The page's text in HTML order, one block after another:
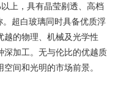
上，具有晶莹剔透、高档
。超白玻璃同时具备优质浮
越的物理、机械及光学性
深加工。无与伦比的优越质
间和光明的市场前景。